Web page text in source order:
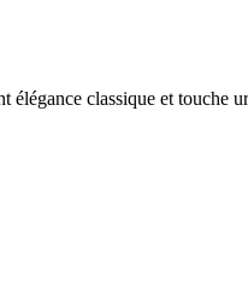
classique et touche